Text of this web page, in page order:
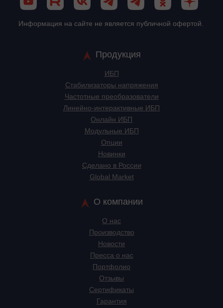
Информация на сайте не является публичной офертой.
Продукция
ИБП
Стабилизаторы напряжения
Частотные преобразователи
Линейно-интерактивные ИБП
Онлайн ИБП
Модульные ИБП
Опции
Новинки
Сделано в России
Global Market
О компании
О нас
Производство
Новости
Пресса о нас
Портфолио
Отзывы
Сертификаты
Гарантия